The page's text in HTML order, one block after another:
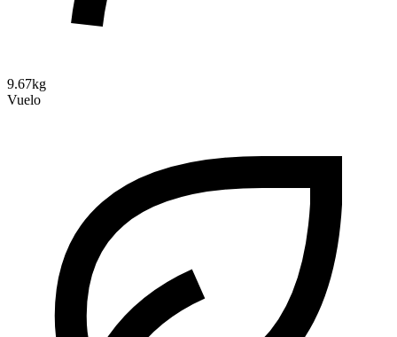
9.67kg
Vuelo